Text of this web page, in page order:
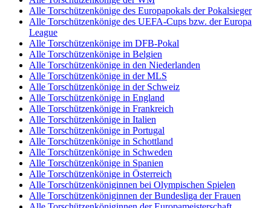
Alle Torschützenkönige des Europapokals der Pokalsieger
Alle Torschützenkönige des UEFA-Cups bzw. der Europa
League
Alle Torschützenkönige im DFB-Pokal
Alle Torschützenkönige in Belgien
Alle Torschützenkönige in den Niederlanden
Alle Torschützenkönige in der MLS
Alle Torschützenkönige in der Schweiz
Alle Torschützenkönige in England
Alle Torschützenkönige in Frankreich
Alle Torschützenkönige in Italien
Alle Torschützenkönige in Portugal
Alle Torschützenkönige in Schottland
Alle Torschützenkönige in Schweden
Alle Torschützenkönige in Spanien
Alle Torschützenkönige in Österreich
Alle Torschützenköniginnen bei Olympischen Spielen
Alle Torschützenköniginnen der Bundesliga der Frauen